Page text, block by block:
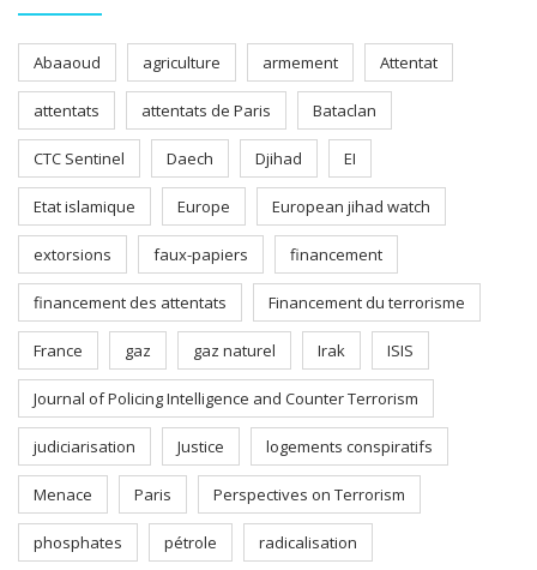
Abaaoud agriculture armement Attentat
attentats attentats de Paris Bataclan
CTC Sentinel Daech Djihad EI
Etat islamique Europe European jihad watch
extorsions faux-papiers financement
financement des attentats Financement du terrorisme
France gaz gaz naturel Irak ISIS
Journal of Policing Intelligence and Counter Terrorism
judiciarisation Justice logements conspiratifs
Menace Paris Perspectives on Terrorism
phosphates pétrole radicalisation